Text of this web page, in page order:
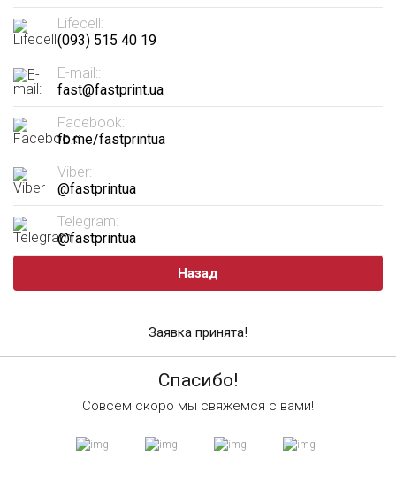
Lifecell:
(093) 515 40 19
E-mail::
fast@fastprint.ua
Facebook::
fb.me/fastprintua
Viber:
@fastprintua
Telegram:
@fastprintua
Назад
Заявка принята!
Спасибо!
Совсем скоро мы свяжемся с вами!